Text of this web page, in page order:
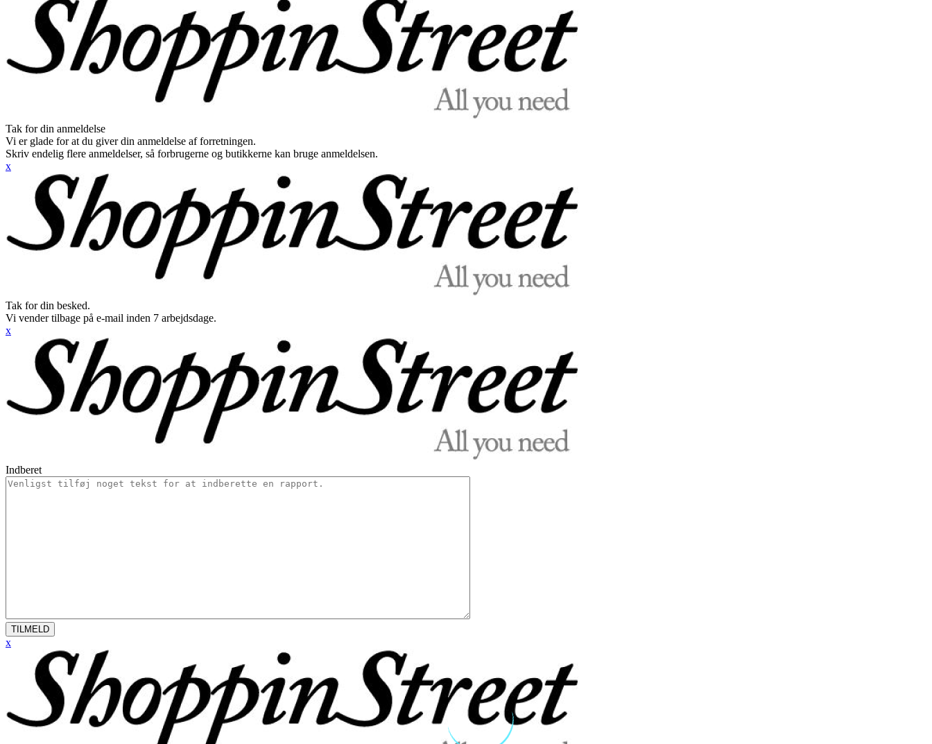
Tak for din anmeldelse
Vi er glade for at du giver din anmeldelse af forretningen.
Skriv endelig flere anmeldelser, så forbrugerne og butikkerne kan bruge anmeldelsen.
x
Tak for din besked.
Vi vender tilbage på e-mail inden 7 arbejdsdage.
x
Indberet
TILMELD
x